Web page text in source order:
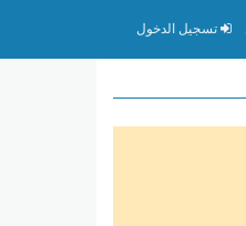
تسجيل الدخول